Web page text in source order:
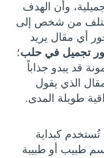
وأن الهدف
تختلف من شخص إلى
أي مقال يريد
تجميل في حلب؛
قد يبدو جذاباً
الذي يقول
طويلة المدى.
تُستخدم كبداية
طبيب أو طبيبة